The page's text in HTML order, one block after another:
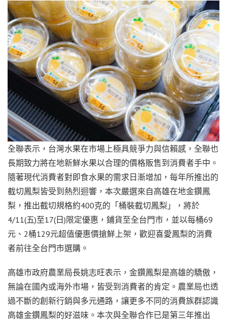
全聯表示，台灣水果在市場上極具競爭力與信賴感，全聯也
長期致力將在地新鮮水果以合理的價格販售到消費者手中。
隨著現代消費者對即食水果的需求日漸增加，每年所推出的
截切鳳梨皆受到熱烈迴響，本次嚴選來自高雄在地金鑽鳳
梨，推出截切規格約400克的「桶裝截切鳳梨」，將於
4/11(五)至17(日)限定優惠，鋪貨至全台門市，並以每桶69
元、2桶129元超值優惠價搶鮮上架，歡迎喜愛鳳梨的消費
者前往全台門市選購。
高雄市政府農業局長姚志旺表示，金鑽鳳梨是高雄的驕傲，
無論在國內或海外市場，皆受到消費者的肯定。農業局也透
過不斷的創新行銷與多元通路，讓更多不同的消費族群認識
高雄金鑽鳳梨的好滋味。本次與全聯合作已是第三年推出